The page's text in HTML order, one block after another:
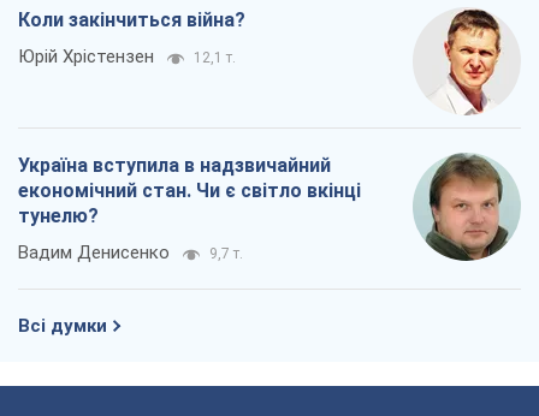
Коли закінчиться війна?
Юрій Хрістензен 12,1 т.
Україна вступила в надзвичайний
економічний стан. Чи є світло вкінці
тунелю?
Вадим Денисенко 9,7 т.
Всі думки